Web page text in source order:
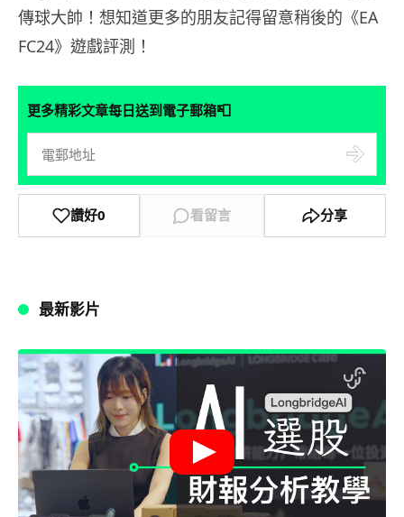
傳球大帥！想知道更多的朋友記得留意稍後的《EA
FC24》遊戲評測！
更多精彩文章每日送到電子郵箱📮
讚好0 看留言 分享
最新影片